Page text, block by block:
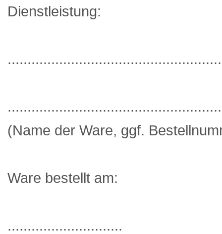
Dienstleistung:
(Name der Ware, ggf.
Ware bestellt am:
.............................